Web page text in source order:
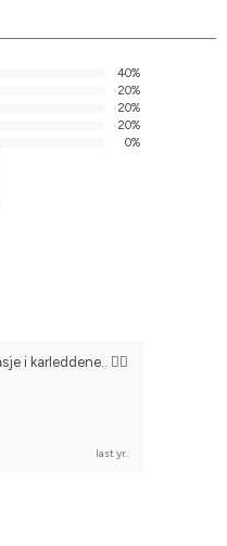
40%
20%
20%
20%
0%
i karleddene.. 👌🏻
last yr.